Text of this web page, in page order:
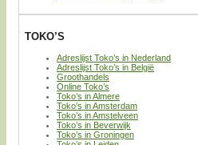
TOKO’S
Adreslijst Toko’s in Nederland
Adreslijst Toko’s in België
Groothandels
Online Toko’s
Toko’s in Almere
Toko’s in Amsterdam
Toko’s in Amstelveen
Toko’s in Beverwijk
Toko’s in Groningen